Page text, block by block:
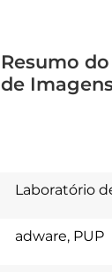
Resumo
de
Laboratório
adware, PUP